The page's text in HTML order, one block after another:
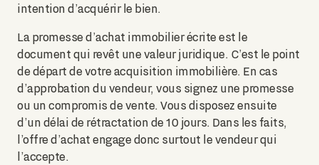
intention d’acquérir le bien.
La promesse d’achat immobilier écrite est le
document qui revêt une valeur juridique. C’est le point
de départ de votre acquisition immobilière. En cas
d’approbation du vendeur, vous signez une promesse
ou un compromis de vente. Vous disposez ensuite
d’un délai de rétractation de 10 jours. Dans les faits,
l’offre d’achat engage donc surtout le vendeur qui
l’accepte.